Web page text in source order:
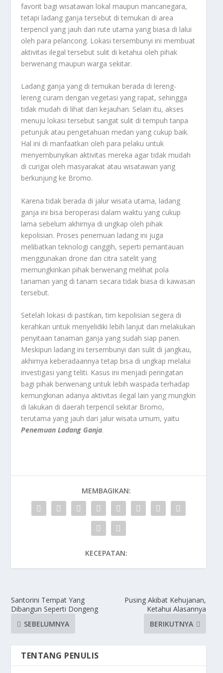
favorit bagi wisatawan lokal maupun mancanegara,
tetapi ladang ganja tersebut di temukan di area
terpencil yang jauh dari rute utama yang biasa di lalui
oleh para pelancong. Lokasi tersembunyi ini membuat
aktivitas ilegal tersebut sulit di ketahui oleh pihak
berwenang maupun warga sekitar.
Ladang ganja yang di temukan berada di lereng-
lereng curam dengan vegetasi yang rapat, sehingga
tidak mudah di lihat dari kejauhan. Selain itu, akses
menuju lokasi tersebut sangat sulit di tempuh tanpa
petunjuk atau pengetahuan medan yang cukup baik.
Hal ini di manfaatkan oleh para pelaku untuk
menyembunyikan aktivitas mereka agar tidak mudah
di curigai oleh masyarakat atau wisatawan yang
berkunjung ke Bromo.
Karena tidak berada di jalur wisata utama, ladang
ganja ini bisa beroperasi dalam waktu yang cukup
lama sebelum akhirnya di ungkap oleh pihak
kepolisian. Proses penemuan ladang ini juga
melibatkan teknologi canggih, seperti pemantauan
menggunakan drone dan citra satelit yang
memungkinkan pihak berwenang melihat pola
tanaman yang di tanam secara tidak biasa di kawasan
tersebut.
Setelah lokasi di pastikan, tim kepolisian segera di
kerahkan untuk menyelidiki lebih lanjut dan melakukan
penyitaan tanaman ganja yang sudah siap panen.
Meskipun ladang ini tersembunyi dan sulit di jangkau,
akhirnya keberadaannya tetap bisa di ungkap melalui
investigasi yang teliti. Kasus ini menjadi peringatan
bagi pihak berwenang untuk lebih waspada terhadap
kemungkinan adanya aktivitas ilegal lain yang mungkin
di lakukan di daerah terpencil sekitar Bromo,
terutama yang jauh dari jalur wisata umum, yaitu
Penemuan Ladang Ganja.
MEMBAGIKAN:
KECEPATAN:
Santorini Tempat Yang
Dibangun Seperti Dongeng
SEBELUMNYA
Pusing Akibat Kehujanan,
Ketahui Alasannya
BERIKUTNYA
TENTANG PENULIS